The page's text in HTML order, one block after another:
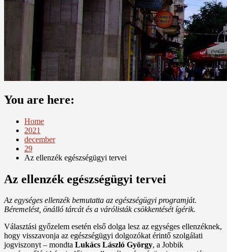
You are here:
Home
2021
december
29
Az ellenzék egészségügyi tervei
Az ellenzék egészségügyi tervei
Az egységes ellenzék bemutatta az egészségügyi programját.
Béremelést, önálló tárcát és a várólisták csökkentését ígérik.
Választási győzelem esetén első dolga lesz az egységes ellenzéknek,
hogy visszavonja az egészségügyi dolgozókat érintő szolgálati
jogviszonyt – mondta Lukács László György, a Jobbik